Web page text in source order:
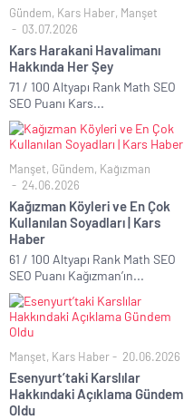
Gündem, Kars Haber, Manşet
03.07.2026
Kars Harakani Havalimanı
Hakkında Her Şey
71 / 100 Altyapı Rank Math SEO
SEO Puanı Kars...
Manşet, Gündem, Kağızman
24.06.2026
Kağızman Köyleri ve En Çok
Kullanılan Soyadları | Kars
Haber
61 / 100 Altyapı Rank Math SEO
SEO Puanı Kağızman’ın...
Manşet, Kars Haber 20.06.2026
Esenyurt’taki Karslılar
Hakkındaki Açıklama Gündem
Oldu